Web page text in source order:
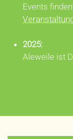
Events
2025:
Aleweile ist